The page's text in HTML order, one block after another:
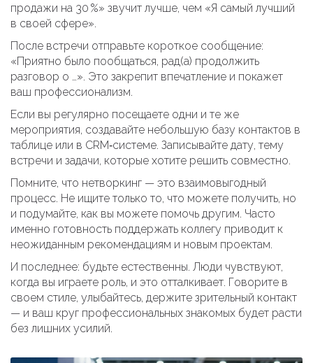
продажи на 30 %» звучит лучше, чем «Я самый лучший
в своей сфере».
После встречи отправьте короткое сообщение:
«Приятно было пообщаться, рад(а) продолжить
разговор о …». Это закрепит впечатление и покажет
ваш профессионализм.
Если вы регулярно посещаете одни и те же
мероприятия, создавайте небольшую базу контактов в
таблице или в CRM‑системе. Записывайте дату, тему
встречи и задачи, которые хотите решить совместно.
Помните, что нетворкинг — это взаимовыгодный
процесс. Не ищите только то, что можете получить, но
и подумайте, как вы можете помочь другим. Часто
именно готовность поддержать коллегу приводит к
неожиданным рекомендациям и новым проектам.
И последнее: будьте естественны. Люди чувствуют,
когда вы играете роль, и это отталкивает. Говорите в
своем стиле, улыбайтесь, держите зрительный контакт
— и ваш круг профессиональных знакомых будет расти
без лишних усилий.